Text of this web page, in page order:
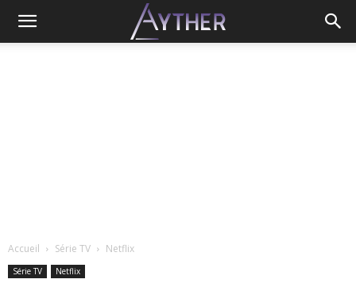
Accueil Série TV Netflix
Série TV Netflix